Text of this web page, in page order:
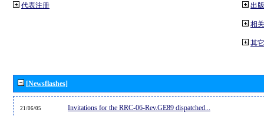
代表注册 出
相
其
[Newsflashes]
21/06/05 Invitations for the RRC-06-Rev.GE89 dispatched...